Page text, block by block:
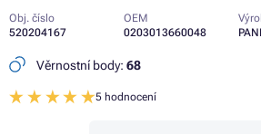
Obj. číslo
520204167
OEM
0203013660048
Věrnostní body: 68
5 hodnocení